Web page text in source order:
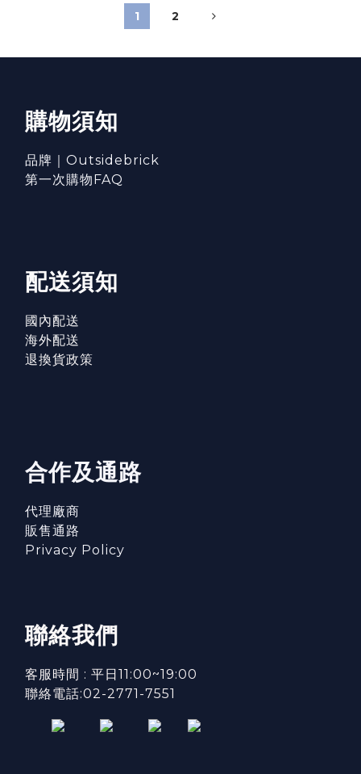
1 2
購物須知
品牌｜Outsidebrick
第一次購物FAQ
配送須知
國內配送
海外配送
退換貨政策
合作及通路
代理廠商
販售通路
Privacy Policy
聯絡我們
客服時間 : 平日11:00~19:00
聯絡電話:02-2771-7551